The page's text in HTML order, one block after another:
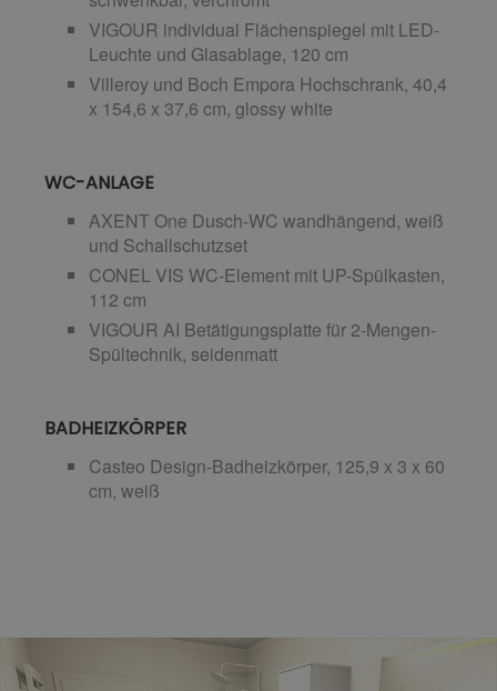
VIGOUR individual Flächenspiegel mit LED-
Leuchte und Glasablage, 120 cm
Villeroy und Boch Empora Hochschrank, 40,4
x 154,6 x 37,6 cm, glossy white
WC-ANLAGE
AXENT One Dusch-WC wandhängend, weiß
und Schallschutzset
CONEL VIS WC-Element mit UP-Spülkasten,
112 cm
VIGOUR AI Betätigungsplatte für 2-Mengen-
Spültechnik, seidenmatt
BADHEIZKÖRPER
Casteo Design-Badheizkörper, 125,9 x 3 x 60
cm, weiß